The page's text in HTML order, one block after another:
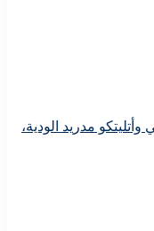
وأتليتكو مدريد الودية،